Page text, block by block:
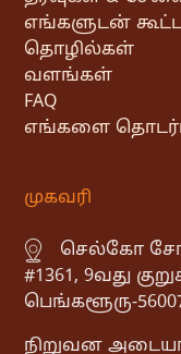
எங்களுடன்
தொழில்கள்
வளங்கள்
FAQ
எங்களை
முகவரி
செல்கோ
#1361, 9வது
பெங்களூரு-
நிறுவன